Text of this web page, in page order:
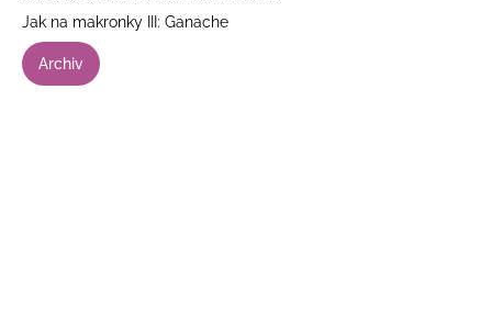
Jak na makronky III: Ganache
Archiv